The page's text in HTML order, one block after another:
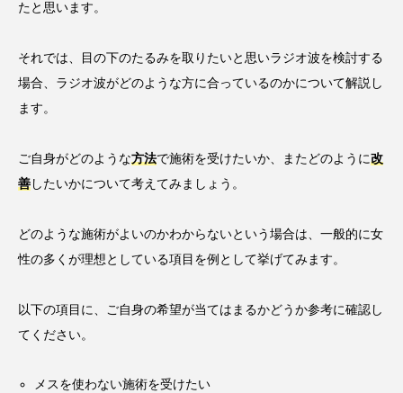
たと思います。
それでは、目の下のたるみを取りたいと思いラジオ波を検討する
場合、ラジオ波がどのような方に合っているのかについて解説し
ます。
ご自身がどのような方法で施術を受けたいか、またどのように改
善 したいかについて考えてみましょう。
どのような施術がよいのかわからないという場合は、一般的に女
性の多くが理想としている項目を例として挙げてみます。
以下の項目に、ご自身の希望が当てはまるかどうか参考に確認し
てください。
メスを使わない施術を受けたい